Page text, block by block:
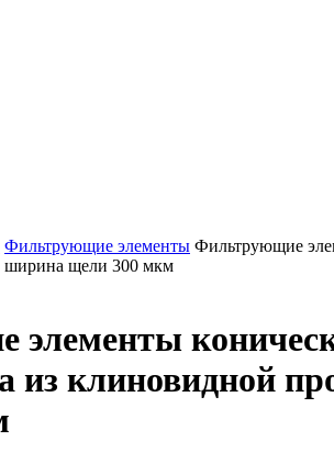
Фильтрующие элементы Фильтрующие
ширина щели 300 мкм
из клиновидной